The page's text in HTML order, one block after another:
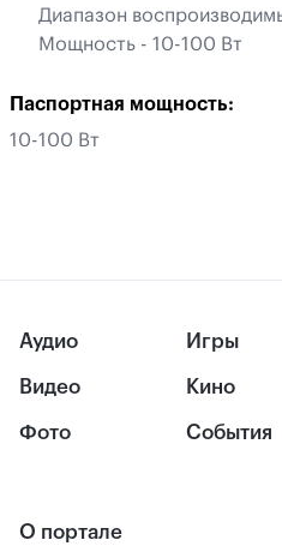
Диапазон
Мощность - 10-100 Вт
Паспортная мощность:
10-100 Вт
Аудио
Видео
Фото
Игры
Кино
События
О портале